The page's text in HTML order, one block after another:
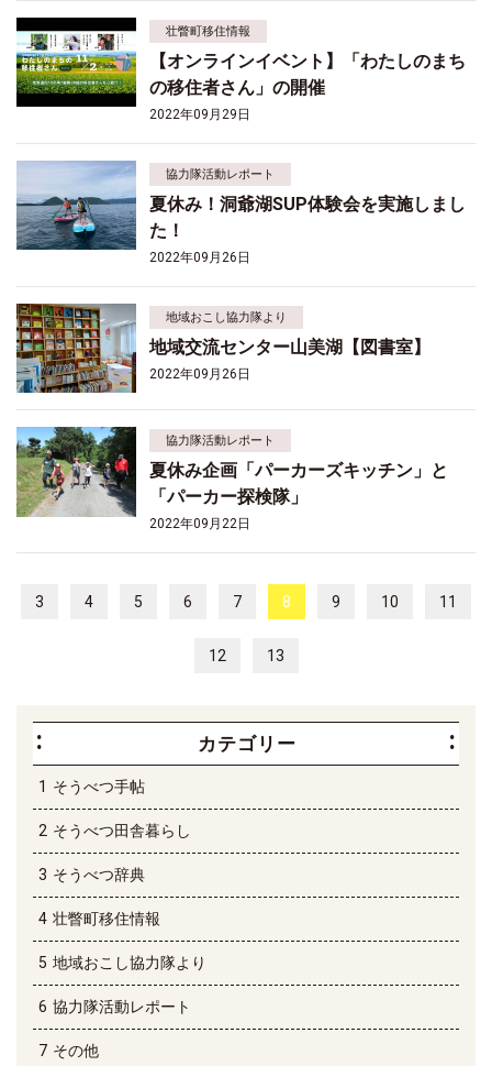
壮瞥町移住情報
【オンラインイベント】「わたしのまち
の移住者さん」の開催
2022年09月29日
協力隊活動レポート
夏休み！洞爺湖SUP体験会を実施しまし
た！
2022年09月26日
地域おこし協力隊より
地域交流センター山美湖【図書室】
2022年09月26日
協力隊活動レポート
夏休み企画「パーカーズキッチン」と
「パーカー探検隊」
2022年09月22日
3 4 5 6 7 8 9 10 11
12 13
カテゴリー
そうべつ手帖
そうべつ田舎暮らし
そうべつ辞典
壮瞥町移住情報
地域おこし協力隊より
協力隊活動レポート
その他